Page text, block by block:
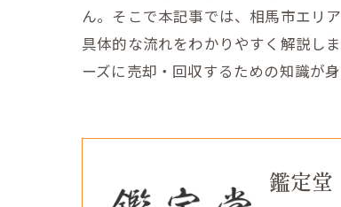
ん。そこで本記事では、相馬市エリ
具体的な流れをわかりやすく解説し
ーズに売却・回収するための知識が身
鑑定堂